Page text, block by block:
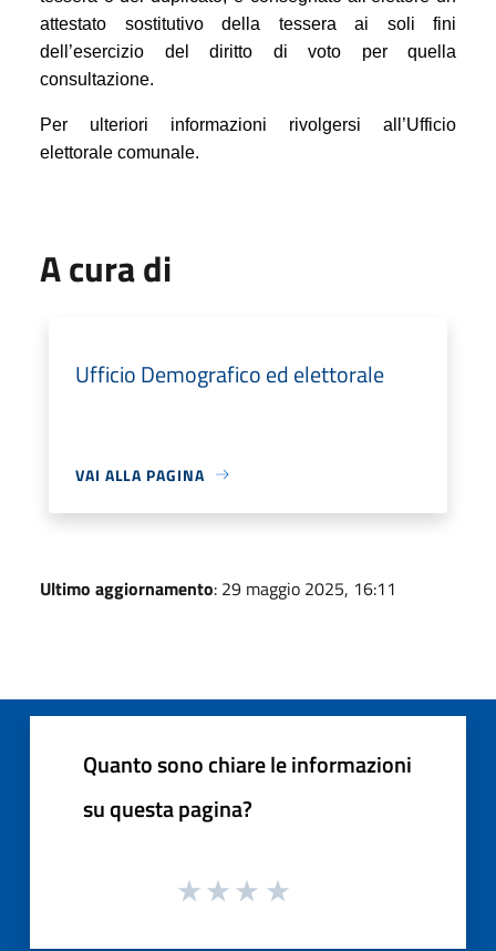
attestato sostitutivo della tessera ai soli fini
dell’esercizio del diritto di voto per quella
consultazione.
Per ulteriori informazioni rivolgersi all’Ufficio
elettorale comunale.
A cura di
Ufficio Demografico ed elettorale
VAI ALLA PAGINA
Ultimo aggiornamento: 29 maggio 2025, 16:11
Quanto sono chiare le informazioni
su questa pagina?